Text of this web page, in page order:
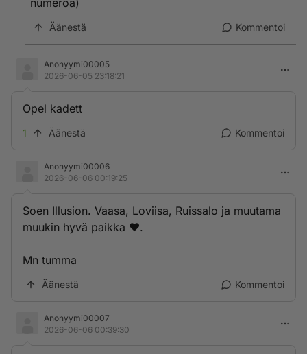
numeroa)
Äänestä Kommentoi
Anonyymi00005
2026-06-05 23:18:21
Opel kadett
1 Äänestä Kommentoi
Anonyymi00006
2026-06-06 00:19:25
Soen Illusion. Vaasa, Loviisa, Ruissalo ja muutama
muukin hyvä paikka ❤️.
Mn tumma
Äänestä Kommentoi
Anonyymi00007
2026-06-06 00:39:30